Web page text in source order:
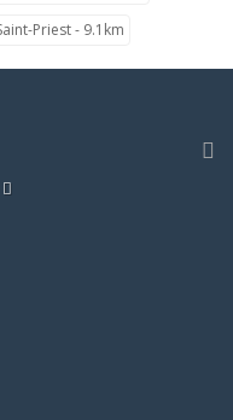
Priest - 9.1km